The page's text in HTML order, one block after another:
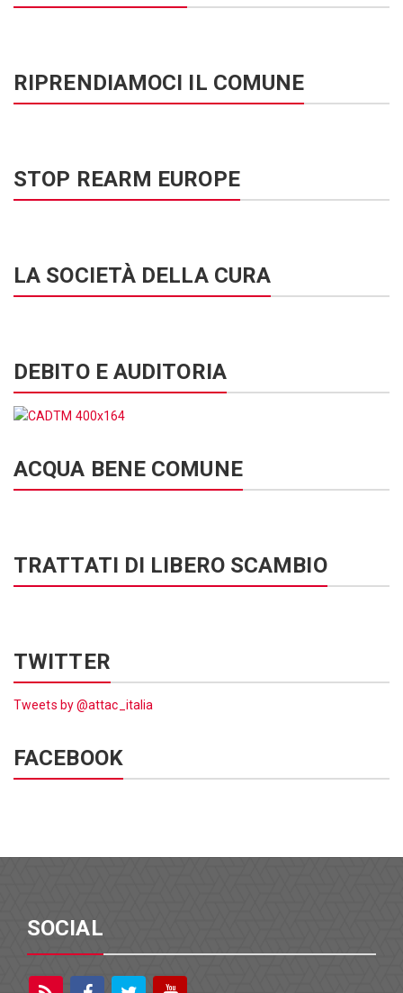
RIPRENDIAMOCI IL COMUNE
STOP REARM EUROPE
LA SOCIETÀ DELLA CURA
DEBITO E AUDITORIA
ACQUA BENE COMUNE
TRATTATI DI LIBERO SCAMBIO
TWITTER
Tweets by @attac_italia
FACEBOOK
SOCIAL